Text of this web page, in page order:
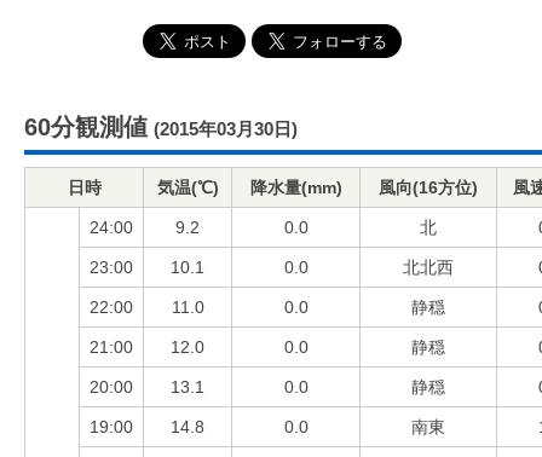
60分観測値 (2015年03月30日)
日時 気温(℃) 降水量(mm) 風向(16方位) 風
24:00 9.2 0.0 北
23:00 10.1 0.0 北北西
22:00 11.0 0.0 静穏
21:00 12.0 0.0 静穏
20:00 13.1 0.0 静穏
19:00 14.8 0.0 南東